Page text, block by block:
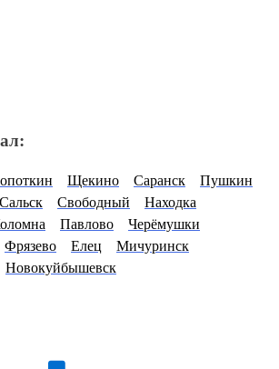
Щекино Саранск
Пушкин
Сальск Свободный
Находка
Павлово
Черёмушки
Фрязево Елец
Мичуринск
Новокуйбышевск